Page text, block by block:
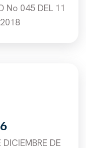
No 045 DEL 11
DE